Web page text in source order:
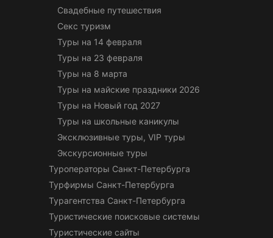
Свадебные путешествия
Секс туризм
Туры на 14 февраля
Туры на 23 февраля
Туры на 8 марта
Туры на майские праздники 2026
Туры на Новый год 2027
Туры на школьные каникулы
Эксклюзивные туры, VIP туры
Экскурсионные туры
Туроператоры Санкт-Петербурга
Турфирмы Санкт-Петербурга
Турагентства Санкт-Петербурга
Туристические поисковые системы
Туристические сайты